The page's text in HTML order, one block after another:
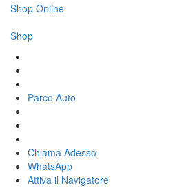
Shop Online
Shop
Parco Auto
Chiama Adesso
WhatsApp
Attiva il Navigatore